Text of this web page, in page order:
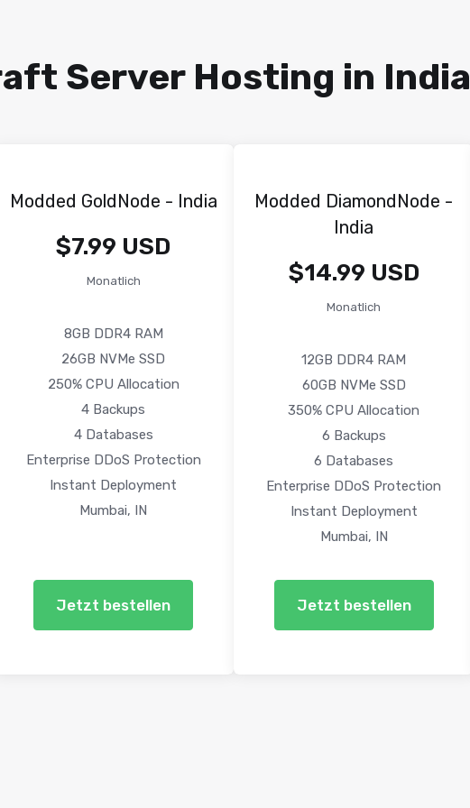
Server Hosting in India
Modded GoldNode - India
$7.99 USD
Monatlich
8GB DDR4 RAM
26GB NVMe SSD
250% CPU Allocation
4 Backups
4 Databases
Enterprise DDoS Protection
Instant Deployment
Mumbai, IN
Jetzt bestellen
Modded DiamondNode -
India
$14.99 USD
Monatlich
12GB DDR4 RAM
60GB NVMe SSD
350% CPU Allocation
6 Backups
6 Databases
Enterprise DDoS Protection
Instant Deployment
Mumbai, IN
Jetzt bestellen